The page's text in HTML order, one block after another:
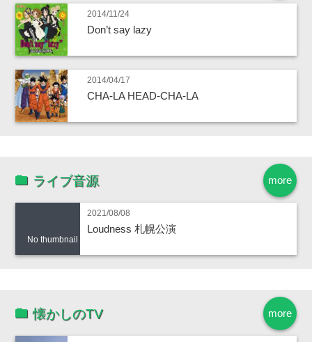
2014/11/24
Don’t say lazy
2014/04/17
CHA-LA HEAD-CHA-LA
more
ライブ音源
No thumbnail
2021/08/08
Loudness 札幌公演
more
懐かしのTV